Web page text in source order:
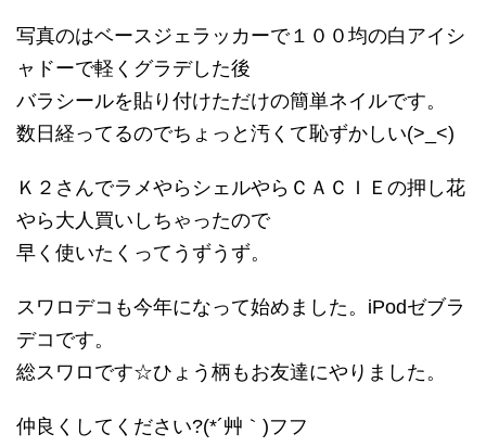
写真のはベースジェラッカーで１００均の白アイシ
ャドーで軽くグラデした後
バラシールを貼り付けただけの簡単ネイルです。
数日経ってるのでちょっと汚くて恥ずかしい(>_<)
Ｋ２さんでラメやらシェルやらＣＡＣＩＥの押し花
やら大人買いしちゃったので
早く使いたくってうずうず。
スワロデコも今年になって始めました。iPodゼブラ
デコです。
総スワロです☆ひょう柄もお友達にやりました。
仲良くしてください?(*´艸｀)フフ